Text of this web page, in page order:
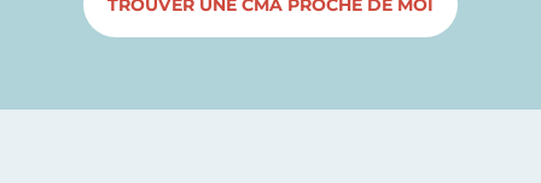
TROUVER UNE CMA PROCHE DE MOI